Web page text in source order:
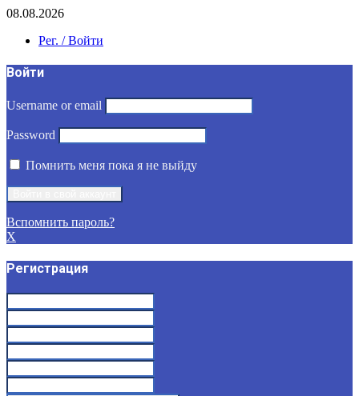
08.08.2026
Рег. / Войти
Войти
Username or email
Password
Помнить меня пока я не выйду
Вспомнить пароль?
X
Регистрация